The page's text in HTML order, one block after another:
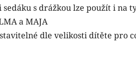
s drážkou lze použít i na
a MAJA
dle velikosti dítěte pro